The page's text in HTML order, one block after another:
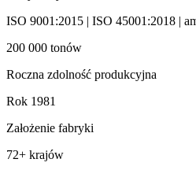
ISO 9001:2015 | ISO 45001:2018 |
200 000 tonów
Roczna zdolność produkcyjna
Rok 1981
Założenie fabryki
72+ krajów